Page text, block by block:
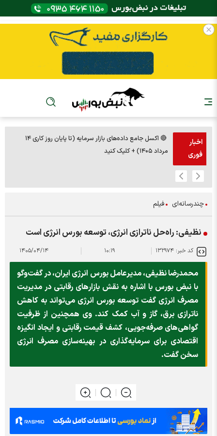
اخبار
فوری
🔴 اکسل جامع داده‌های بازار سرمایه (تا پایان روز کاری ۱۴
مرداد ۱۴۰۵) + کلیک کنید
چندرسانه‌ای فیلم
نظیفی: راه‌حل ناترازی انرژی، توسعه بورس انرژی است
کد خبر: ۱۳۲۹۷۴ ۱۰:۱۹ ۱۴۰۵/۰۴/۱۴
محمدرضا نظیفی، مدیرعامل بورس انرژی ایران، در گفت‌وگو
با نبض بورس با اشاره به نقش بازارهای رقابتی در مدیریت
مصرف انرژی گفت توسعه بورس انرژی می‌تواند به کاهش
ناترازی برق، گاز و آب کمک کند. وی همچنین از ظرفیت
گواهی‌های صرفه‌جویی، کشف قیمت رقابتی و ایجاد انگیزه
اقتصادی برای سرمایه‌گذاری در بهینه‌سازی مصرف انرژی
سخن گفت.